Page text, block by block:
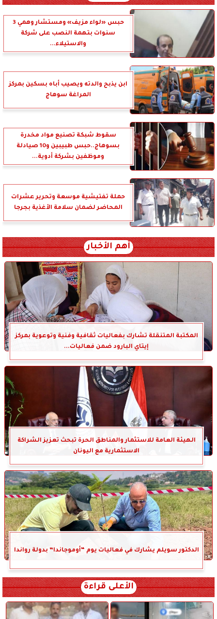
حبس «لواء مزيف» ومستشار وهمي 3
سنوات بتهمة النصب على شركة
والاستيلاء...
ابن يذبح والدته ويصيب أباه بسكين بمركز
المراغة سوهاج
سقوط شبكة تصنيع مواد مخدرة
بسوهاج..حبس طبيبين و10 صيادلة
وموظفين بشركة أدوية...
حملة تفتيشية موسعة وتحرير عشرات
المحاضر لضمان سلامة الأغذية بجرجا
أهم الأخبار
المكتبة المتنقلة تشارك بفعاليات ثقافية وفنية وتوعوية بمركز
إيتاي البارود ضمن فعاليات...
الهيئة العامة للاستثمار والمناطق الحرة تبحث تعزيز الشراكة
الاستثمارية مع اليونان
الدكتور سويلم يشارك في فعاليات يوم “أوموجاندا” بدولة رواندا
الأعلى قراءة